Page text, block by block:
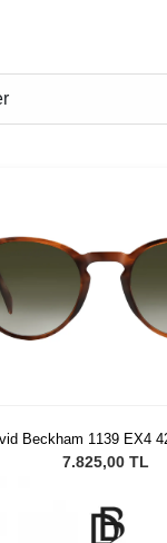
Beckham 1139 EX4
Unisex Güneş
7.825,00 TL